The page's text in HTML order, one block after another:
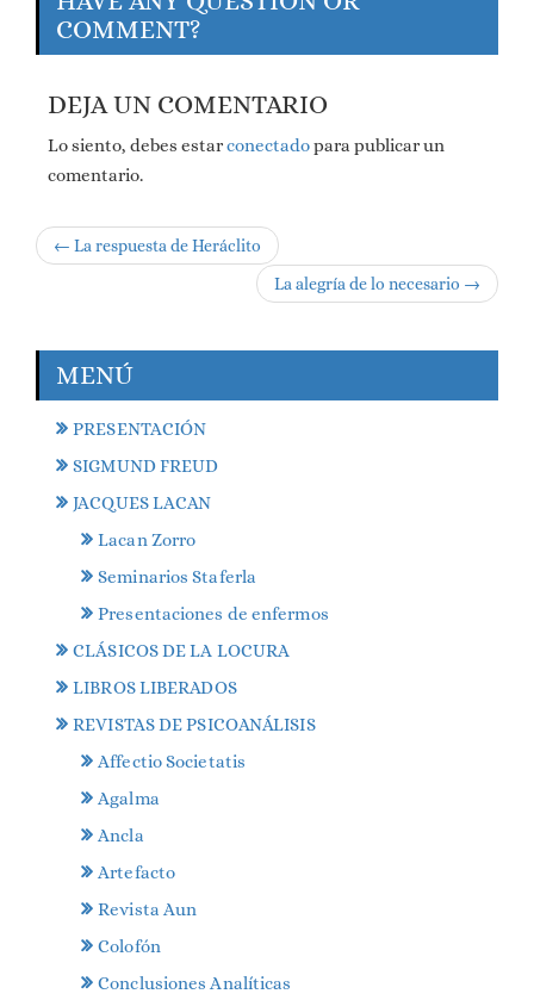
COMMENT?
DEJA UN COMENTARIO
Lo siento, debes estarconectadopara publicar un
comentario.
← La respuesta de Heráclito
La alegría de lo necesario →
MENÚ
PRESENTACIÓN
SIGMUND FREUD
JACQUES LACAN
Lacan Zorro
Seminarios Staferla
Presentaciones de enfermos
CLÁSICOS DE LA LOCURA
LIBROS LIBERADOS
REVISTAS DE PSICOANÁLISIS
Affectio Societatis
Agalma
Ancla
Artefacto
Revista Aun
Colofón
Conclusiones Analíticas